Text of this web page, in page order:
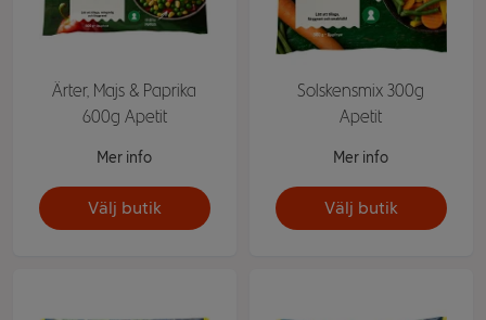
Ärter, Majs & Paprika
600g Apetit
Mer info
Välj butik
Solskensmix 300g
Apetit
Mer info
Välj butik